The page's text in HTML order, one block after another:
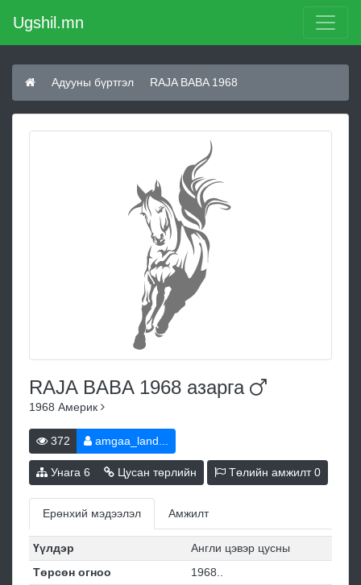
Ugshil.mn
Адууны бүртгэл RAJA BABA 1968
RAJA BABA 1968 азарга
1968 Америк
372 amgaa_land...
Унага 6 Цусан төрлийн Төлийн амжилт0
Ерөнхий мэдээлэл Амжилт
Үүлдэр
Англи цэвэр цусны
Төрсөн огноо
1968..